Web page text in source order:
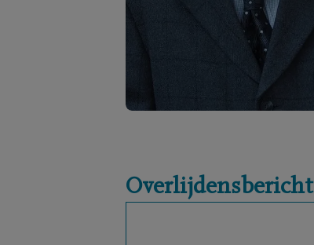
Overlijdensbericht